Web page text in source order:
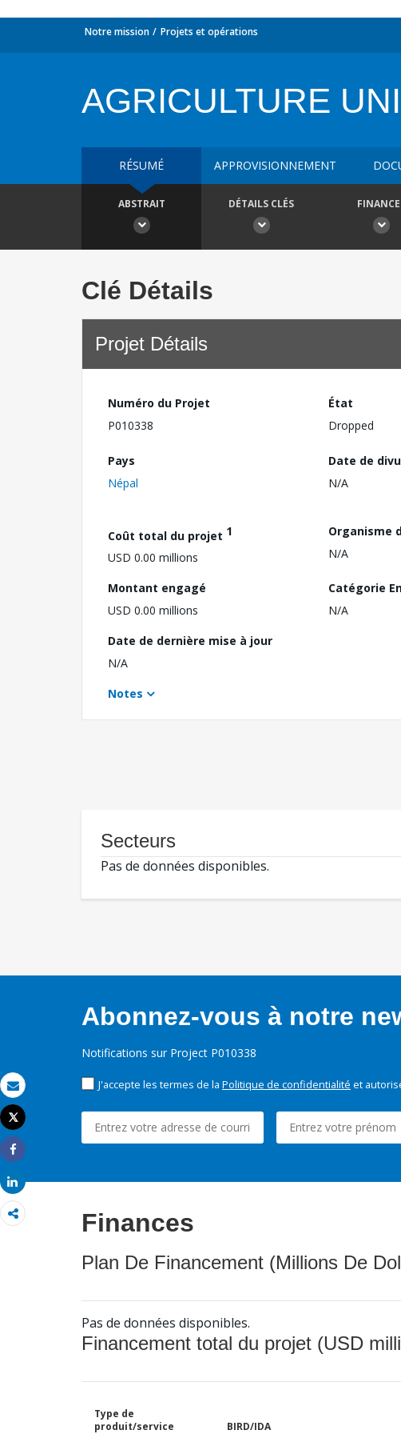
Email
Imprimer
Tweet
Share
Share
Notre mission Projets et opérations
AGRICULTURE
RÉSUMÉ APPROVISIONNEMENT
ABSTRAIT DÉTAILS CLÉS
Clé Détails
Projet Détails
Numéro du Projet
P010338
État
Dropped
Pays
Népal
Date de
N/A
Coût total du projet 1
USD 0.00 millions
Organisme
N/A
Montant engagé
USD 0.00 millions
Catégorie
N/A
Date de dernière mise à jour
N/A
Notes
Secteurs
Pas de données disponibles.
Abonnez-vous à notre
Notifications sur Project P010338
J'accepte les termes de la Politique de confidentialité et
Finances
Plan De Financement (Millions De
Pas de données disponibles.
Financement total du projet (USD
Type de
produit/service
BIRD/IDA